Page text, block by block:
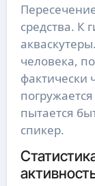
средства. К
человека,
фактически
пытается
спикер.